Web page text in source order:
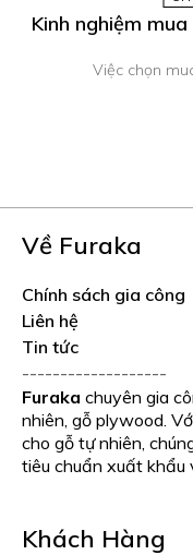
Kinh nghiệm
Việc chọn
Về Furaka
Chính sách gia công
Liên hệ
Tin tức
-------------------
Furaka chuyên gia
nhiên, gỗ plywood.
cho gỗ tự nhiên,
tiêu chuẩn xuất khẩu
Khách Hàng